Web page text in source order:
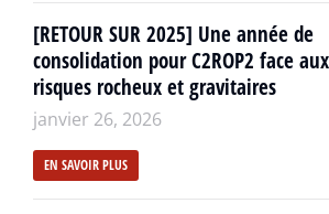
[RETOUR SUR 2025] Une année de
consolidation pour C2ROP2 face aux
risques rocheux et gravitaires
janvier 26, 2026
EN SAVOIR PLUS